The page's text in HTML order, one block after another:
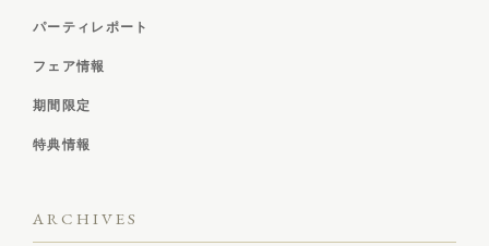
パーティレポート
フェア情報
期間限定
特典情報
ARCHIVES